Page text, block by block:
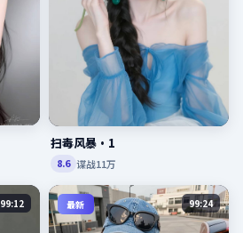
扫毒风暴·1
8.6 谍战11万
99:12 最新 99:24